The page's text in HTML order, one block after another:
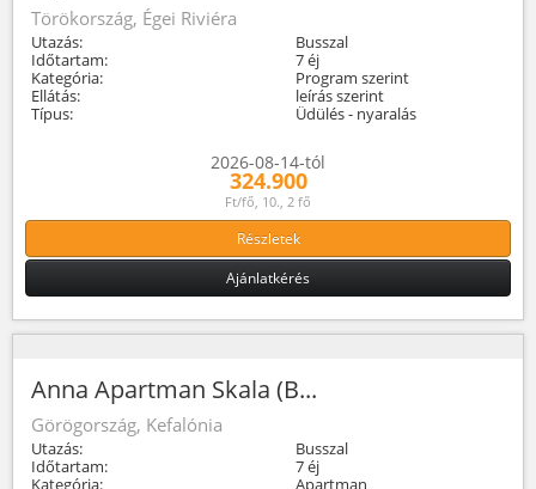
Törökország, Égei Riviéra
Utazás:
Busszal
Időtartam:
7 éj
Kategória:
Program szerint
Ellátás:
leírás szerint
Típus:
Üdülés - nyaralás
2026-08-14-tól
324.900
Ft/fő, 10., 2 fő
Részletek
Ajánlatkérés
Anna Apartman Skala (B...
Görögország, Kefalónia
Utazás:
Busszal
Időtartam:
7 éj
Kategória:
Apartman